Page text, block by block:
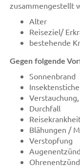
zusammengestellt
Alter
Reiseziel/
bestehende
Gegen folgende
Sonnenbrand
Insektenstiche
Durchfall
Blähungen /
Verstopfung